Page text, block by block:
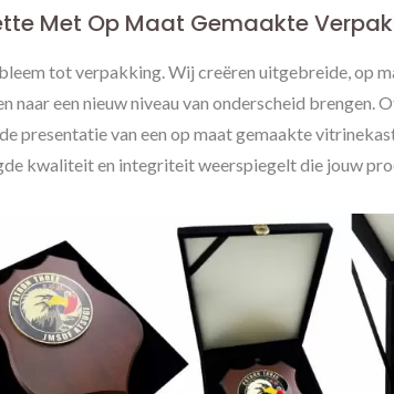
Met Op Maat Gemaakte
tot verpakking. Wij creëren uitgebreide, op
een nieuw niveau van onderscheid brengen.
presentatie van een op maat gemaakte
kwaliteit en integriteit weerspiegelt die jouw